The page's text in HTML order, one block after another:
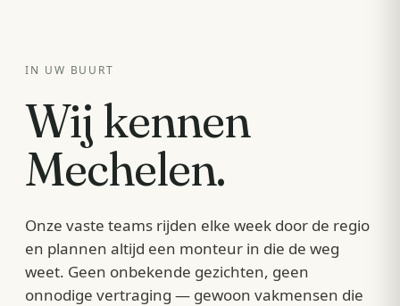
IN UW BUURT
Wij kennen
Mechelen.
Onze vaste teams rijden elke week door de regio
en plannen altijd een monteur in die de weg
weet. Geen onbekende gezichten, geen
onnodige vertraging — gewoon vakmensen die